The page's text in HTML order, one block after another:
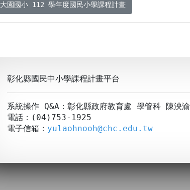
大園國小 112 學年度國民小學課程計畫
彰化縣國民中小學課程計畫平台
系統操作 Q&A：彰化縣政府教育處 學管科 陳泱渝
電話：(04)753-1925
電子信箱： yulaohnooh@chc.edu.tw